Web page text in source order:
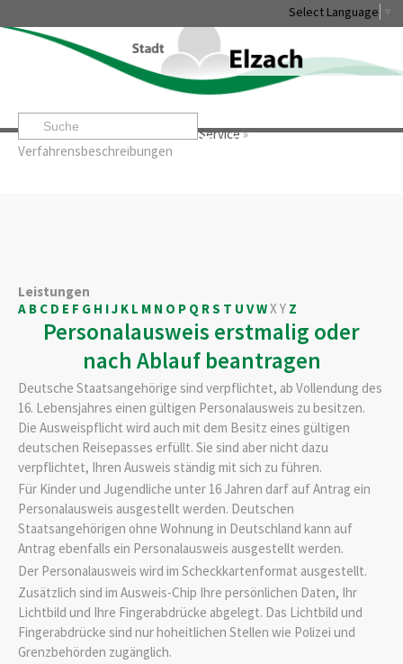
Select Language
Startseite» »Service»
Verfahrensbeschreibungen
Leben & Erleben Rathaus & Service
Leistungen
A B C D E F G H IJ K L M N O P Q RS T U VWXY Z
Personalausweis erstmalig oder
nach Ablauf beantragen
Deutsche Staatsangehörige sind verpflichtet, ab Vollendung des
16. Lebensjahres einen gültigen Personalausweis zu besitzen.
Die Ausweispflicht wird auch mit dem Besitz eines gültigen
deutschen Reisepasses erfüllt. Sie sind aber nicht dazu
verpflichtet, Ihren Ausweis ständig mit sich zu führen.
Für Kinder und Jugendliche unter 16 Jahren darf auf Antrag ein
Personalausweis ausgestellt werden. Deutschen
Staatsangehörigen ohne Wohnung in Deutschland kann auf
Antrag ebenfalls ein Personalausweis ausgestellt werden.
Der Personalausweis wird im Scheckkartenformat ausgestellt.
Zusätzlich sind im Ausweis-Chip Ihre persönlichen Daten, Ihr
Lichtbild und Ihre Fingerabdrücke abgelegt. Das Lichtbild und
Fingerabdrücke sind nur hoheitlichen Stellen wie Polizei und
Grenzbehörden zugänglich.